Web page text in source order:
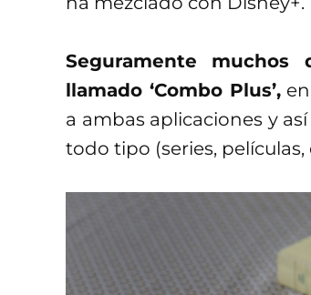
Seguramente
llamado ‘Combo Plus’,en
a ambas aplicaciones y
todo tipo (series,